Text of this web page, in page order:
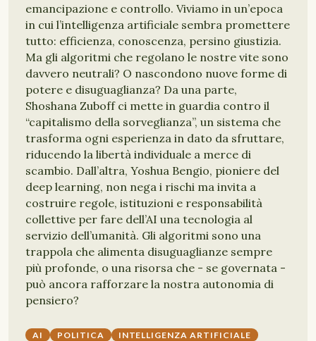
emancipazione e controllo. Viviamo in un’epoca
in cui l’intelligenza artificiale sembra promettere
tutto: efficienza, conoscenza, persino giustizia.
Ma gli algoritmi che regolano le nostre vite sono
davvero neutrali? O nascondono nuove forme di
potere e disuguaglianza? Da una parte,
Shoshana Zuboff ci mette in guardia contro il
“capitalismo della sorveglianza”, un sistema che
trasforma ogni esperienza in dato da sfruttare,
riducendo la libertà individuale a merce di
scambio. Dall’altra, Yoshua Bengio, pioniere del
deep learning, non nega i rischi ma invita a
costruire regole, istituzioni e responsabilità
collettive per fare dell’AI una tecnologia al
servizio dell’umanità. Gli algoritmi sono una
trappola che alimenta disuguaglianze sempre
più profonde, o una risorsa che - se governata -
può ancora rafforzare la nostra autonomia di
pensiero?
AI POLITICA
INTELLIGENZA ARTIFICIALE